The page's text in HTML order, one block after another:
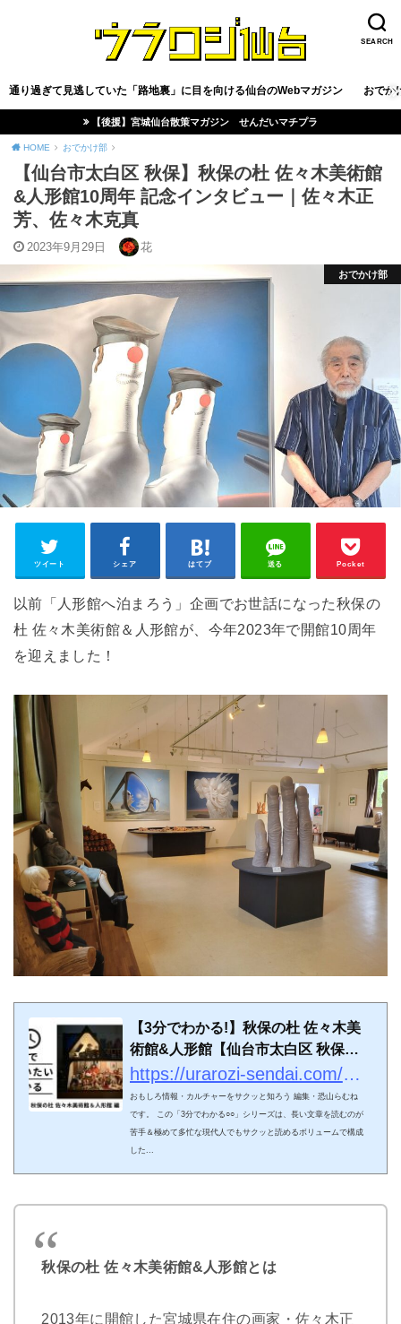
SEARCH
通り過ぎて見逃していた「路地裏」に目を向ける仙台のWebマガジン おでか
【後援】宮城仙台散策マガジン せんだいマチプラ
HOME おでかけ部
【仙台市太白区 秋保】秋保の杜 佐々木美術館
&人形館10周年 記念インタビュー｜佐々木正
芳、佐々木克真
2023年9月29日 花
おでかけ部
ツイート シェア はてブ 送る Pocket
以前「人形館へ泊まろう」企画でお世話になった秋保の
杜 佐々木美術館＆人形館が、今年2023年で開館10周年
を迎えました！
【3分でわかる!】秋保の杜 佐々木美
術館&人形館【仙台市太白区 秋保】
- ウラロジ仙台
https://urarozi-sendai.com/culture/3413/
おもしろ情報・カルチャーをサクッと知ろう 編集・恐山らむね
です。 この「3分でわかる○○」シリーズは、長い文章を読むのが
苦手＆極めて多忙な現代人でもサクッと読めるボリュームで構成
した...
秋保の杜 佐々木美術館&人形館とは
2013年に開館した宮城県在住の画家・佐々木正